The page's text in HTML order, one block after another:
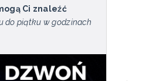
Ci znaleźć
do piątku w godzinach